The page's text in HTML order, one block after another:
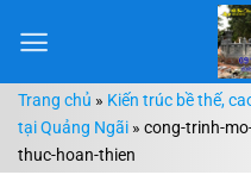
đến
dungTrang chủ » Kiến trúc bề thế,
tại Quảng Ngãi » cong-trinh-
thuc-hoan-thien